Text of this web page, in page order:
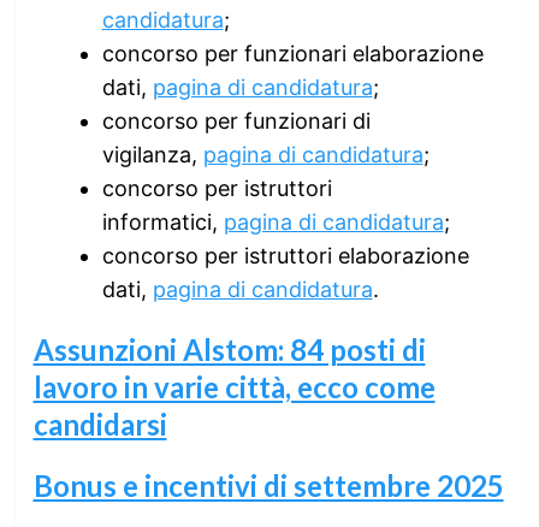
candidatura;
concorso per funzionari elaborazione
dati, pagina di candidatura;
concorso per funzionari di
vigilanza, pagina di candidatura;
concorso per istruttori
informatici, pagina di candidatura;
concorso per istruttori elaborazione
dati, pagina di candidatura.
Assunzioni Alstom: 84 posti di
lavoro in varie città, ecco come
candidarsi
Bonus e incentivi di settembre 2025